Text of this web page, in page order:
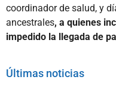
coordinador de salud, y
ancestrales, a quienes
impedido la llegada de
Últimas noticias